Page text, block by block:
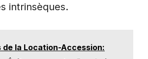
intrinsèques.
de la Location-Accession: